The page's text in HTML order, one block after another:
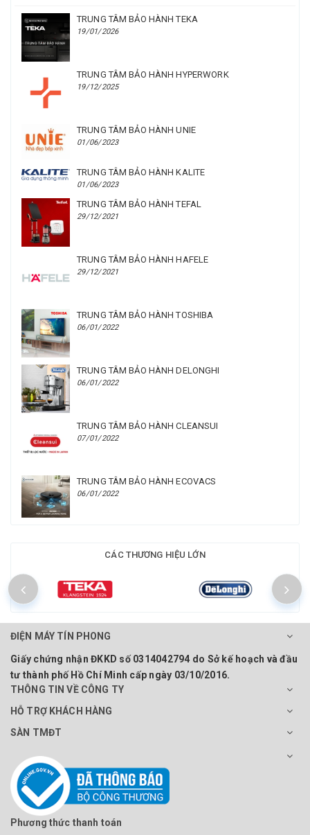
TRUNG TÂM BẢO HÀNH TEKA
19/01/2026
TRUNG TÂM BẢO HÀNH HYPERWORK
19/12/2025
TRUNG TÂM BẢO HÀNH UNIE
01/06/2023
TRUNG TÂM BẢO HÀNH KALITE
01/06/2023
TRUNG TÂM BẢO HÀNH TEFAL
29/12/2021
TRUNG TÂM BẢO HÀNH HAFELE
29/12/2021
TRUNG TÂM BẢO HÀNH TOSHIBA
06/01/2022
TRUNG TÂM BẢO HÀNH DELONGHI
06/01/2022
TRUNG TÂM BẢO HÀNH CLEANSUI
07/01/2022
TRUNG TÂM BẢO HÀNH ECOVACS
06/01/2022
CÁC THƯƠNG HIỆU LỚN
ĐIỆN MÁY TÍN PHONG
Giấy chứng nhận ĐKKD số 0314042794 do Sở kế hoạch và đầu
tư thành phố Hồ Chí Minh cấp ngày 03/10/2016.
THÔNG TIN VỀ CÔNG TY
HỖ TRỢ KHÁCH HÀNG
SÀN TMĐT
Phương thức thanh toán